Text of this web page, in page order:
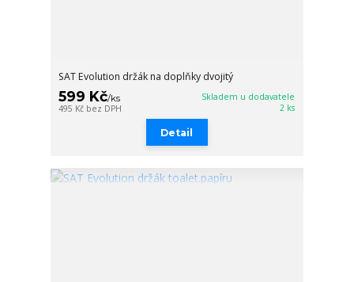
SAT Evolution držák na doplňky dvojitý
599 Kč/ks
495 Kč bez DPH
Skladem u dodavatele
2 ks
Detail